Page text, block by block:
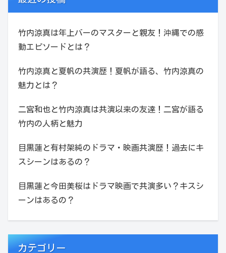
竹内涼真は年上バーのマスターと親友！沖縄での感
動エピソードとは？
竹内涼真と夏帆の共演歴！夏帆が語る、竹内涼真の
魅力とは？
二宮和也と竹内涼真は共演以来の友達！二宮が語る
竹内の人柄と魅力
目黒蓮と有村架純のドラマ・映画共演歴！過去にキ
スシーンはあるの？
目黒蓮と今田美桜はドラマ映画で共演多い？キスシ
ーンはあるの？
カテゴリー